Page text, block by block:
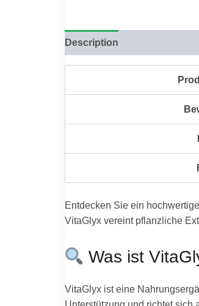
Description
Entdecken Sie ein
VitaGlyx vereint pflanzliche
Was ist
VitaGlyx ist eine